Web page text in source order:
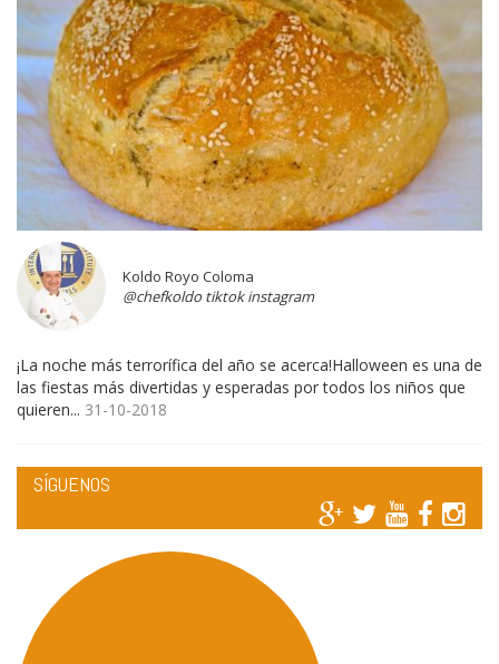
Koldo Royo Coloma
@chefkoldo tiktok instagram
¡La noche más terrorífica del año se acerca!Halloween es una de
las fiestas más divertidas y esperadas por todos los niños que
quieren... 31-10-2018
SÍGUENOS